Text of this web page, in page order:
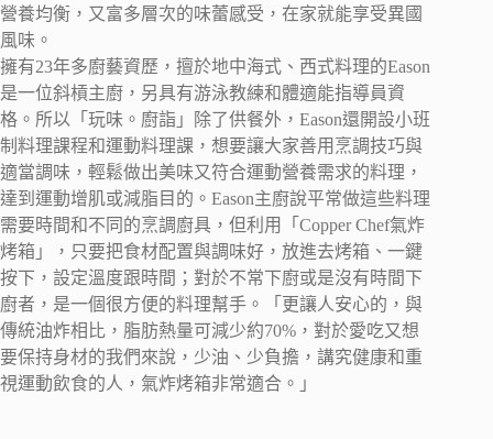
營養均衡，又富多層次的味蕾感受，在家就能享受異國
風味。
擁有23年多廚藝資歷，擅於地中海式、西式料理的Eason
是一位斜槓主廚，另具有游泳教練和體適能指導員資
格。所以「玩味。廚詣」除了供餐外，Eason還開設小班
制料理課程和運動料理課，想要讓大家善用烹調技巧與
適當調味，輕鬆做出美味又符合運動營養需求的料理，
達到運動增肌或減脂目的。Eason主廚說平常做這些料理
需要時間和不同的烹調廚具，但利用「Copper Chef氣炸
烤箱」，只要把食材配置與調味好，放進去烤箱、一鍵
按下，設定溫度跟時間；對於不常下廚或是沒有時間下
廚者，是一個很方便的料理幫手。「更讓人安心的，與
傳統油炸相比，脂肪熱量可減少約70%，對於愛吃又想
要保持身材的我們來說，少油、少負擔，講究健康和重
視運動飲食的人，氣炸烤箱非常適合。」